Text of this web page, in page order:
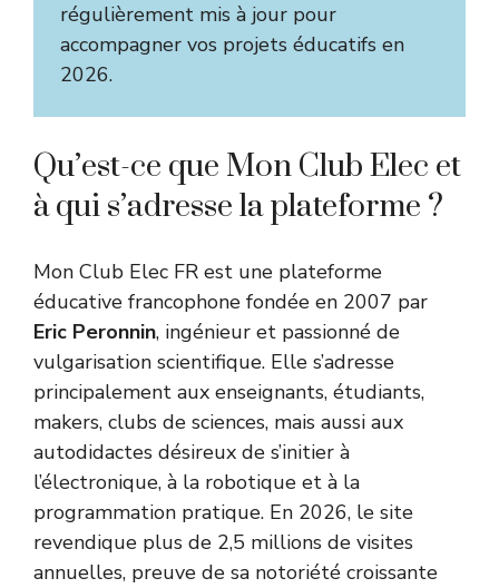
régulièrement mis à jour pour
accompagner vos projets éducatifs en
2026.
Qu’est-ce que Mon Club Elec et
à qui s’adresse la plateforme ?
Mon Club Elec FR est une plateforme
éducative francophone fondée en 2007 par
Eric Peronnin, ingénieur et passionné de
vulgarisation scientifique. Elle s’adresse
principalement aux enseignants, étudiants,
makers, clubs de sciences, mais aussi aux
autodidactes désireux de s’initier à
l’électronique, à la robotique et à la
programmation pratique. En 2026, le site
revendique plus de 2,5 millions de visites
annuelles, preuve de sa notoriété croissante